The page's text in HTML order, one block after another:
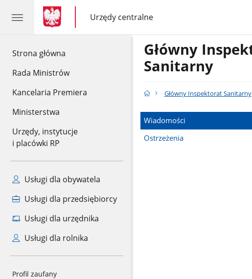
Strona główna
Rada Ministrów
Kancelaria Premiera
Ministerstwa
Urzędy, instytucje
i placówki RP
Usługi dla obywatela
Usługi dla przedsiębiorcy
Usługi dla urzędnika
Usługi dla rolnika
Profil zaufany
gov.pl
gov.pl
Urzędy centralne
gov.pl
Urzędy
centralne
Główny
Sanitarny
Główny Inspektorat Sanitarny
Wiadomości
Ostrzeżenia